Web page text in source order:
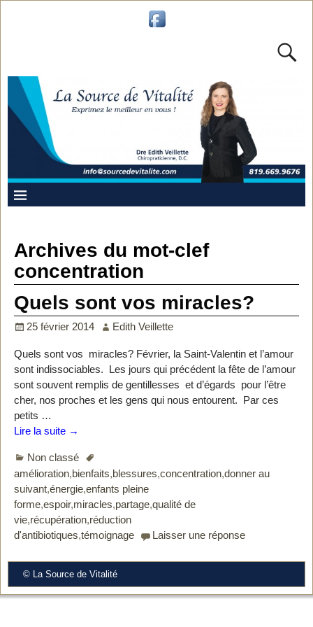
Archives du mot-clef
concentration
Quels sont vos miracles?
25 février 2014 Edith Veillette
Quels sont vos miracles? Février, la Saint-Valentin et l’amour
sont indissociables. Les jours qui précédent la fête de l’amour
sont souvent remplis de gentillesses et d’égards pour l’être
cher, nos proches et les gens qui nous entourent. Par ces
petits …
Lire la suite →
Non classé
amélioration,bienfaits,blessures,concentration,donner au
suivant,énergie,enfants pleine
forme,espoir,miracles,partage,qualité de
vie,récupération,réduction
d'antibiotiques,témoignage Laisser une réponse
© La Source de Vitalité